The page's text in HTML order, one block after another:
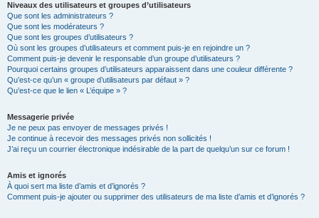
Niveaux des utilisateurs et groupes d’utilisateurs
Que sont les administrateurs ?
Que sont les modérateurs ?
Que sont les groupes d’utilisateurs ?
Où sont les groupes d’utilisateurs et comment puis-je en rejoindre un ?
Comment puis-je devenir le responsable d’un groupe d’utilisateurs ?
Pourquoi certains groupes d’utilisateurs apparaissent dans une couleur différente ?
Qu’est-ce qu’un « groupe d’utilisateurs par défaut » ?
Qu’est-ce que le lien « L’équipe » ?
Messagerie privée
Je ne peux pas envoyer de messages privés !
Je continue à recevoir des messages privés non sollicités !
J’ai reçu un courrier électronique indésirable de la part de quelqu’un sur ce forum !
Amis et ignorés
À quoi sert ma liste d’amis et d’ignorés ?
Comment puis-je ajouter ou supprimer des utilisateurs de ma liste d’amis et d’ignorés ?